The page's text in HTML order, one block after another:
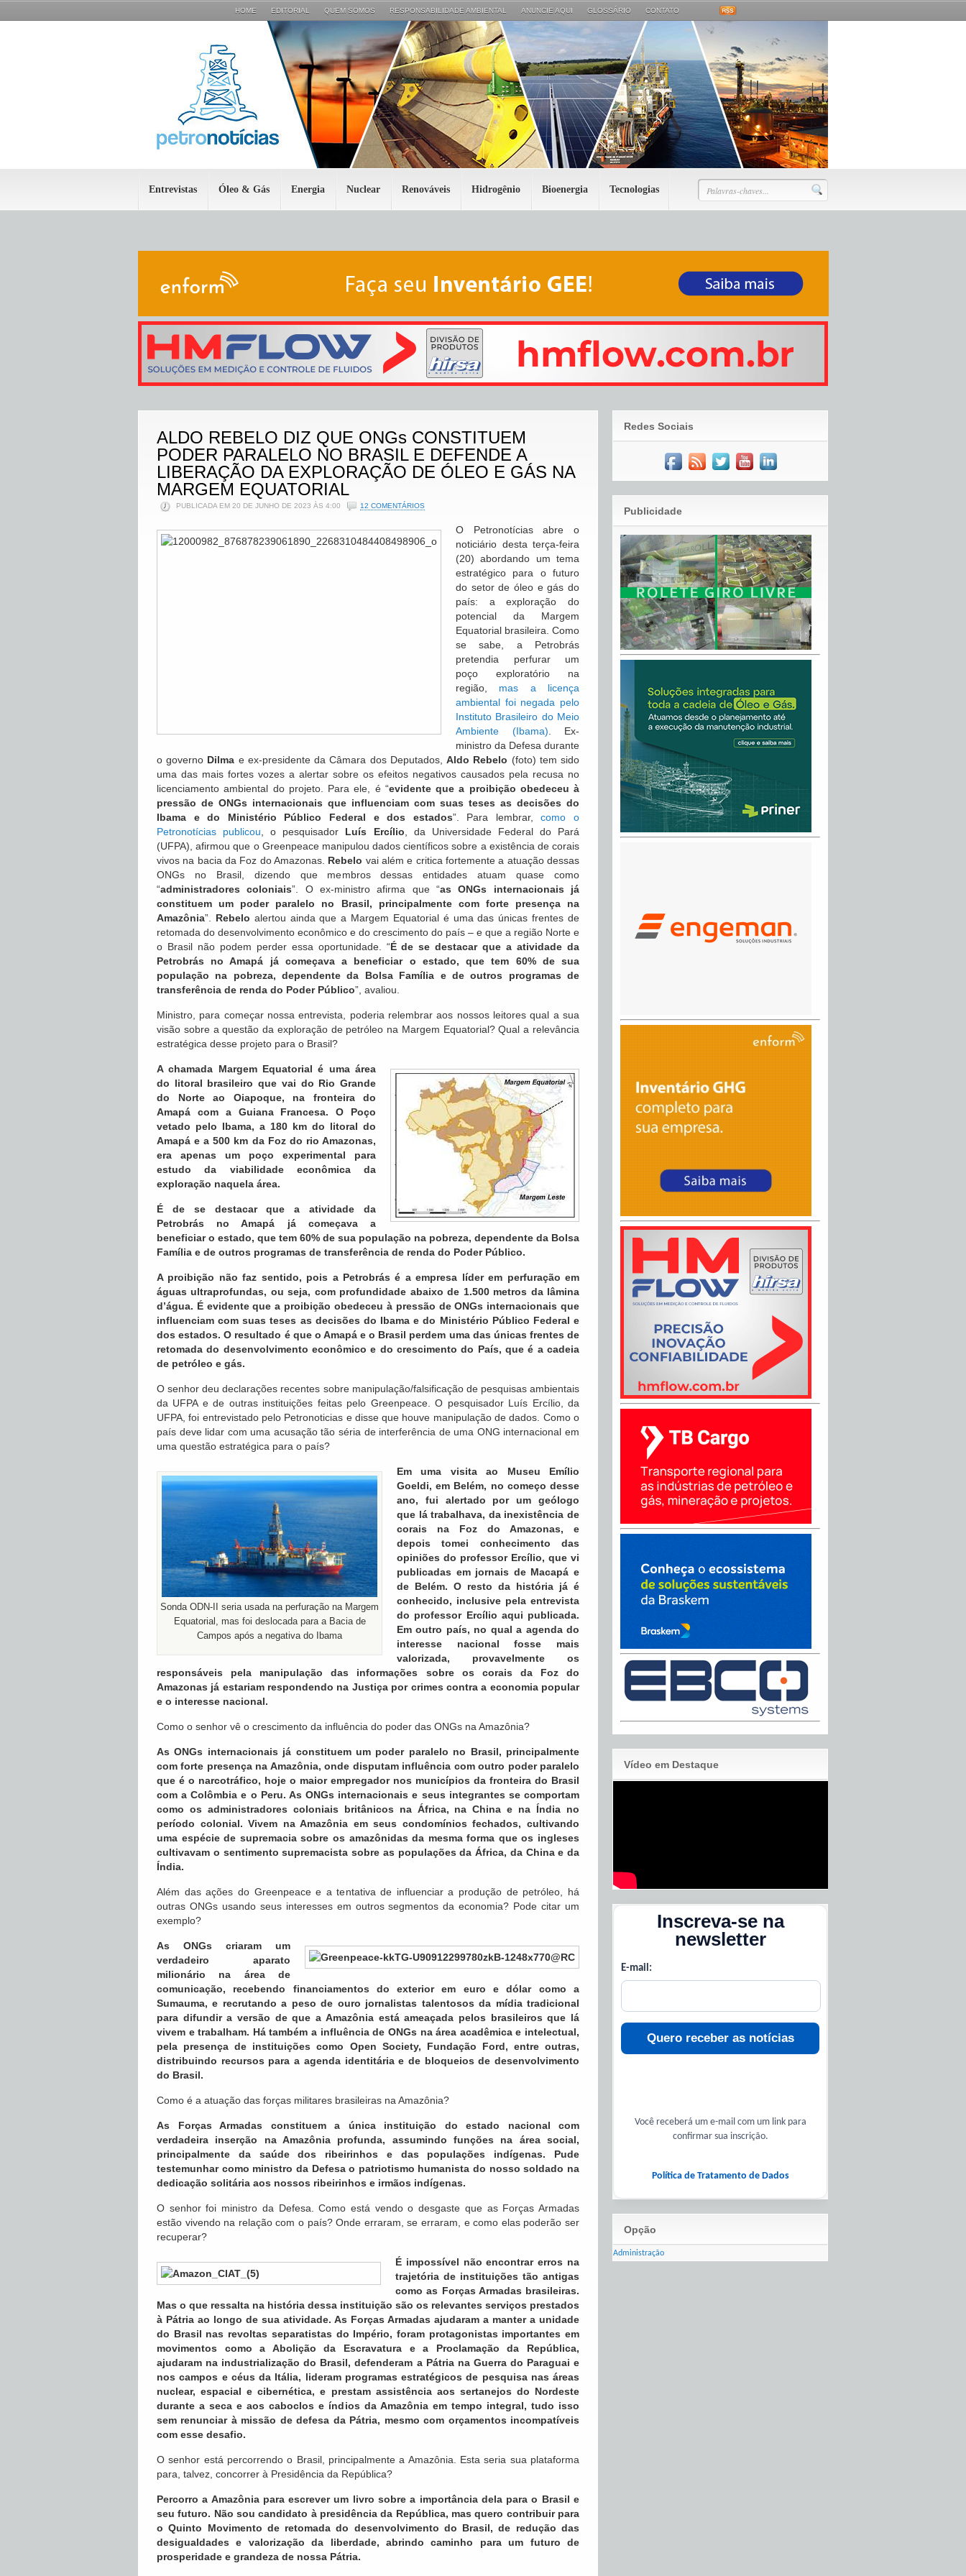
HOME EDITORIAL QUEM SOMOS RESPONSABILIDADE AMBIENTAL ANUNCIE AQUI GLOSSÁRIO CONTATO
Entrevistas Óleo & Gás Energia Nuclear Renováveis Hidrogênio Bioenergia Tecnologias
ALDO REBELO DIZ QUE ONGs CONSTITUEM
PODER PARALELO NO BRASIL E DEFENDE A
LIBERAÇÃO DA EXPLORAÇÃO DE ÓLEO E GÁS NA
MARGEM EQUATORIAL
PUBLICADA EM 20 DE JUNHO DE 2023 ÀS 4:00 12 COMENTÁRIOS
O Petronotícias abre o
noticiário desta terça-feira
(20) abordando um tema
estratégico para o futuro
do setor de óleo e gás do
país: a exploração do
potencial da Margem
Equatorial brasileira. Como
se sabe, a Petrobrás
pretendia perfurar um
poço exploratório na
região, mas a licença
ambiental foi negada pelo
Instituto Brasileiro do Meio
Ambiente (Ibama) . Ex-
ministro da Defesa durante
o governo Dilma e ex-presidente da Câmara dos Deputados,Aldo Rebelo (foto) tem sido
uma das mais fortes vozes a alertar sobre os efeitos negativos causados pela recusa no
licenciamento ambiental do projeto. Para ele, é “evidente que a proibição obedeceu à
pressão de ONGs internacionais que influenciam com suas teses as decisões do
Ibama e do Ministério Público Federal e dos estados”. Para lembrar,como o
Petronotícias publicou , o pesquisador Luís Ercílio , da Universidade Federal do Pará
(UFPA), afirmou que o Greenpeace manipulou dados científicos sobre a existência de corais
vivos na bacia da Foz do Amazonas. Rebelo vai além e critica fortemente a atuação dessas
ONGs no Brasil, dizendo que membros dessas entidades atuam quase como
“administradores coloniais”. O ex-ministro afirma que “as ONGs internacionais já
constituem um poder paralelo no Brasil, principalmente com forte presença na
Amazônia”. Rebelo alertou ainda que a Margem Equatorial é uma das únicas frentes de
retomada do desenvolvimento econômico e do crescimento do país – e que a região Norte e
o Brasil não podem perder essa oportunidade. “É de se destacar que a atividade da
Petrobrás no Amapá já começava a beneficiar o estado, que tem 60% de sua
população na pobreza, dependente da Bolsa Família e de outros programas de
transferência de renda do Poder Público”, avaliou.
Ministro, para começar nossa entrevista, poderia relembrar aos nossos leitores qual a sua
visão sobre a questão da exploração de petróleo na Margem Equatorial? Qual a relevância
estratégica desse projeto para o Brasil?
A chamada Margem Equatorial é uma área
do litoral brasileiro que vai do Rio Grande
do Norte ao Oiapoque, na fronteira do
Amapá com a Guiana Francesa. O Poço
vetado pelo Ibama, a 180 km do litoral do
Amapá e a 500 km da Foz do rio Amazonas,
era apenas um poço experimental para
estudo da viabilidade econômica da
exploração naquela área.
É de se destacar que a atividade da
Petrobrás no Amapá já começava a
beneficiar o estado, que tem 60% de sua população na pobreza, dependente da Bolsa
Família e de outros programas de transferência de renda do Poder Público.
A proibição não faz sentido, pois a Petrobrás é a empresa líder em perfuração em
águas ultraprofundas, ou seja, com profundidade abaixo de 1.500 metros da lâmina
d’água. É evidente que a proibição obedeceu à pressão de ONGs internacionais que
influenciam com suas teses as decisões do Ibama e do Ministério Público Federal e
dos estados. O resultado é que o Amapá e o Brasil perdem uma das únicas frentes de
retomada do desenvolvimento econômico e do crescimento do País, que é a cadeia
de petróleo e gás.
O senhor deu declarações recentes sobre manipulação/falsificação de pesquisas ambientais
da UFPA e de outras instituições feitas pelo Greenpeace. O pesquisador Luís Ercílio, da
UFPA, foi entrevistado pelo Petronoticias e disse que houve manipulação de dados. Como o
país deve lidar com uma acusação tão séria de interferência de uma ONG internacional em
uma questão estratégica para o país?
Sonda ODN-II seria usada na perfuração na Margem
Equatorial, mas foi deslocada para a Bacia de
Campos após a negativa do Ibama
Em uma visita ao Museu Emílio
Goeldi, em Belém, no começo desse
ano, fui alertado por um geólogo
que lá trabalhava, da inexistência de
corais na Foz do Amazonas, e
depois tomei conhecimento das
opiniões do professor Ercílio, que vi
publicadas em jornais de Macapá e
de Belém. O resto da história já é
conhecido, inclusive pela entrevista
do professor Ercílio aqui publicada.
Em outro país, no qual a agenda do
interesse nacional fosse mais
valorizada, provavelmente os
responsáveis pela manipulação das informações sobre os corais da Foz do
Amazonas já estariam respondendo na Justiça por crimes contra a economia popular
e o interesse nacional.
Como o senhor vê o crescimento da influência do poder das ONGs na Amazônia?
As ONGs internacionais já constituem um poder paralelo no Brasil, principalmente
com forte presença na Amazônia, onde disputam influência com outro poder paralelo
que é o narcotráfico, hoje o maior empregador nos municípios da fronteira do Brasil
com a Colômbia e o Peru. As ONGs internacionais e seus integrantes se comportam
como os administradores coloniais britânicos na África, na China e na Índia no
período colonial. Vivem na Amazônia em seus condomínios fechados, cultivando
uma espécie de supremacia sobre os amazônidas da mesma forma que os ingleses
cultivavam o sentimento supremacista sobre as populações da África, da China e da
Índia.
Além das ações do Greenpeace e a tentativa de influenciar a produção de petróleo, há
outras ONGs usando seus interesses em outros segmentos da economia? Pode citar um
exemplo?
As ONGs criaram um
verdadeiro aparato
milionário na área de
comunicação, recebendo financiamentos do exterior em euro e dólar como a
Sumauma, e recrutando a peso de ouro jornalistas talentosos da mídia tradicional
para difundir a versão de que a Amazônia está ameaçada pelos brasileiros que lá
vivem e trabalham. Há também a influência de ONGs na área acadêmica e intelectual,
pela presença de instituições como Open Society, Fundação Ford, entre outras,
distribuindo recursos para a agenda identitária e de bloqueios de desenvolvimento
do Brasil.
Como é a atuação das forças militares brasileiras na Amazônia?
As Forças Armadas constituem a única instituição do estado nacional com
verdadeira inserção na Amazônia profunda, assumindo funções na área social,
principalmente da saúde dos ribeirinhos e das populações indígenas. Pude
testemunhar como ministro da Defesa o patriotismo humanista do nosso soldado na
dedicação solitária aos nossos ribeirinhos e irmãos indígenas.
O senhor foi ministro da Defesa. Como está vendo o desgaste que as Forças Armadas
estão vivendo na relação com o país? Onde erraram, se erraram, e como elas poderão ser
recuperar?
É impossível não encontrar erros na
trajetória de instituições tão antigas
como as Forças Armadas brasileiras.
Mas o que ressalta na história dessa instituição são os relevantes serviços prestados
à Pátria ao longo de sua atividade. As Forças Armadas ajudaram a manter a unidade
do Brasil nas revoltas separatistas do Império, foram protagonistas importantes em
movimentos como a Abolição da Escravatura e a Proclamação da República,
ajudaram na industrialização do Brasil, defenderam a Pátria na Guerra do Paraguai e
nos campos e céus da Itália, lideram programas estratégicos de pesquisa nas áreas
nuclear, espacial e cibernética, e prestam assistência aos sertanejos do Nordeste
durante a seca e aos caboclos e índios da Amazônia em tempo integral, tudo isso
sem renunciar à missão de defesa da Pátria, mesmo com orçamentos incompatíveis
com esse desafio.
O senhor está percorrendo o Brasil, principalmente a Amazônia. Esta seria sua plataforma
para, talvez, concorrer à Presidência da República?
Percorro a Amazônia para escrever um livro sobre a importância dela para o Brasil e
seu futuro. Não sou candidato à presidência da República, mas quero contribuir para
o Quinto Movimento de retomada do desenvolvimento do Brasil, de redução das
desigualdades e valorização da liberdade, abrindo caminho para um futuro de
prosperidade e grandeza de nossa Pátria.
Redes Sociais
Publicidade
Vídeo em Destaque
Inscreva-se na
newsletter
E-mail:
Quero receber as notícias
Você receberá um e-mail com um link para
confirmar sua inscrição.
Política de Tratamento de Dados
Opção
Administração